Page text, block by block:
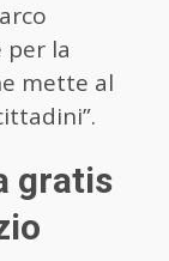
per la
mette al
gratis